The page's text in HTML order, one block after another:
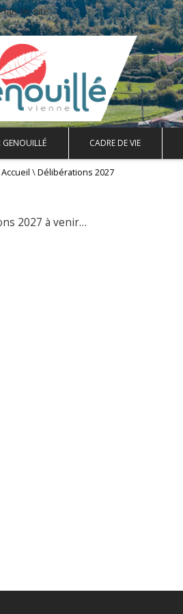
de site
GENOUILLÉ CADRE DE VIE
Accueil \Délibérations 2027
2027 à venir…